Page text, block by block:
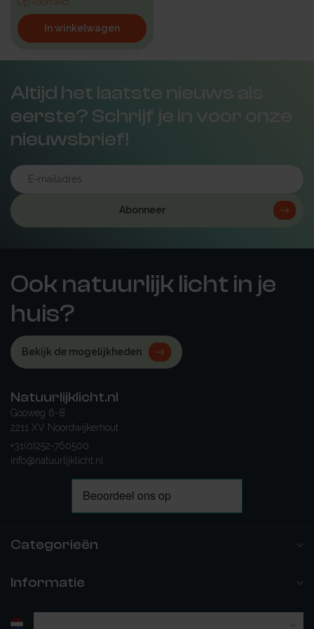
In winkelwagen
Altijd het laatste nieuws als
eerste? Schrijf je in voor onze
nieuwsbrief!
Abonneer
Ook natuurlijk licht in je
huis?
Bekijk de mogelijkheden
Natuurlijklicht.nl
Gooweg 6-8
2211 XV Noordwijkerhout
+31(0)252-760500
info@natuurlijklicht.nl
Categorieën
Informatie